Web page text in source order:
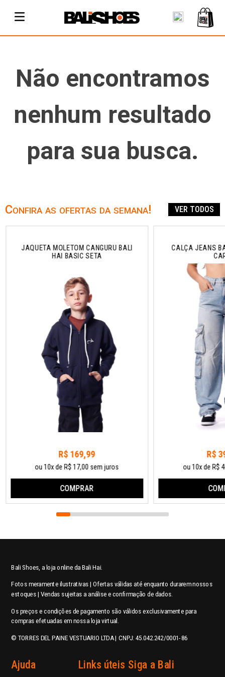
Não encontramos
nenhum resultado
para sua busca.
Confira as ofertas da semana! VER TODOS
JAQUETA MOLETOM CANGURU BALI
HAI BASIC SETA
R$ 169,99
ou 10x de R$ 17,00 sem juros
COMPRAR
CALÇA JEANS
R$
ou 10x de R$
Bali Shoes, a loja online da Bali Hai.
Fotos meramente ilustrativas | Ofertas válidas até enquanto durarem nossos
estoques | Vendas sujeitas a análise e confirmação de dados.
Os preços e condições de pagamento são válidos exclusivamente para
compras efetuadas em nossa loja virtual.
© TORRES DEL PAINE VESTUARIO LTDA | CNPJ: 45.042.242/0001-86
Ajuda Links úteis Siga a Bali